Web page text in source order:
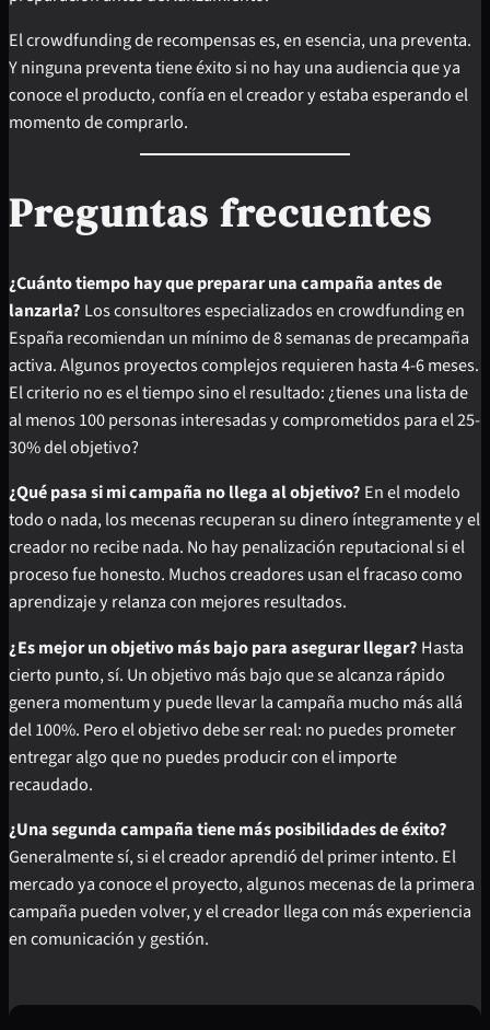
El crowdfunding de recompensas es, en esencia, una preventa.
Y ninguna preventa tiene éxito si no hay una audiencia que ya
conoce el producto, confía en el creador y estaba esperando el
momento de comprarlo.
Preguntas frecuentes
¿Cuánto tiempo hay que preparar una campaña antes de
lanzarla? Los consultores especializados en crowdfunding en
España recomiendan un mínimo de 8 semanas de precampaña
activa. Algunos proyectos complejos requieren hasta 4-6 meses.
El criterio no es el tiempo sino el resultado: ¿tienes una lista de
al menos 100 personas interesadas y comprometidos para el 25-
30% del objetivo?
¿Qué pasa si mi campaña no llega al objetivo? En el modelo
todo o nada, los mecenas recuperan su dinero íntegramente y el
creador no recibe nada. No hay penalización reputacional si el
proceso fue honesto. Muchos creadores usan el fracaso como
aprendizaje y relanza con mejores resultados.
¿Es mejor un objetivo más bajo para asegurar llegar? Hasta
cierto punto, sí. Un objetivo más bajo que se alcanza rápido
genera momentum y puede llevar la campaña mucho más allá
del 100%. Pero el objetivo debe ser real: no puedes prometer
entregar algo que no puedes producir con el importe
recaudado.
¿Una segunda campaña tiene más posibilidades de éxito?
Generalmente sí, si el creador aprendió del primer intento. El
mercado ya conoce el proyecto, algunos mecenas de la primera
campaña pueden volver, y el creador llega con más experiencia
en comunicación y gestión.